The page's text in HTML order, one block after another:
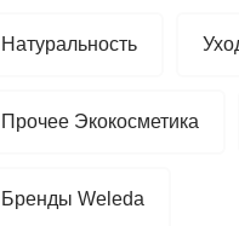
Натуральность
Прочее Экокосметика
Бренды Weleda